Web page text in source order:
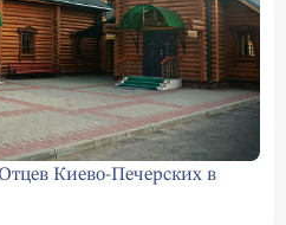
Киево-Печерских в